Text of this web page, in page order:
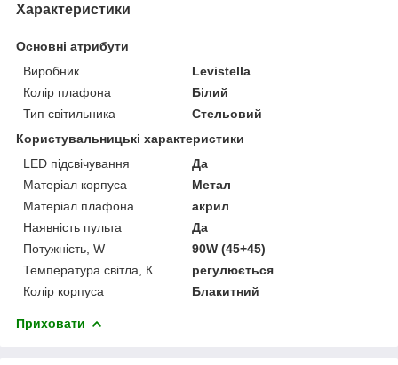
Характеристики
Основні атрибути
Виробник
Levistella
Колір плафона
Білий
Тип світильника
Стельовий
Користувальницькі характеристики
LED підсвічування
Да
Матеріал корпуса
Метал
Матеріал плафона
акрил
Наявність пульта
Да
Потужність, W
90W (45+45)
Температура світла, К
регулюється
Колір корпуса
Блакитний
Приховати